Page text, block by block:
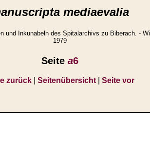
mediaevalia
und Inkunabeln des Spitalarchivs zu Biberach. -
1979
Seite a6
zurück| Seitenübersicht| Seite vor